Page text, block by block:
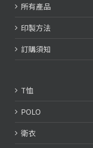
所有產品
印製方法
訂購須知
T恤
POLO
衛衣